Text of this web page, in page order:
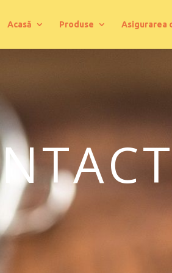
Acasă Produse Asigurarea